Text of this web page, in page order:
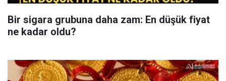
Bir sigara grubuna daha zam: En düşük fiyat
ne kadar oldu?